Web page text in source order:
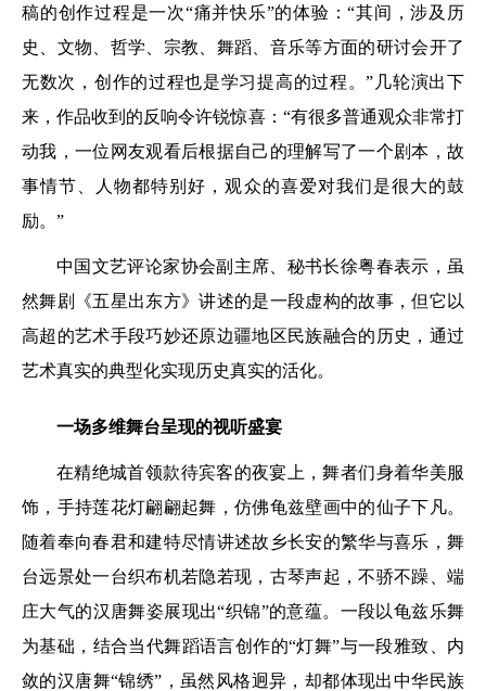
稿的创作过程是一次“痛并快乐”的体验：“其间，涉及历
史、文物、哲学、宗教、舞蹈、音乐等方面的研讨会开了
无数次，创作的过程也是学习提高的过程。”几轮演出下
来，作品收到的反响令许锐惊喜：“有很多普通观众非常打
动我，一位网友观看后根据自己的理解写了一个剧本，故
事情节、人物都特别好，观众的喜爱对我们是很大的鼓
励。”
中国文艺评论家协会副主席、秘书长徐粤春表示，虽
然舞剧《五星出东方》讲述的是一段虚构的故事，但它以
高超的艺术手段巧妙还原边疆地区民族融合的历史，通过
艺术真实的典型化实现历史真实的活化。
一场多维舞台呈现的视听盛宴
在精绝城首领款待宾客的夜宴上，舞者们身着华美服
饰，手持莲花灯翩翩起舞，仿佛龟兹壁画中的仙子下凡。
随着奉向春君和建特尽情讲述故乡长安的繁华与喜乐，舞
台远景处一台织布机若隐若现，古琴声起，不骄不躁、端
庄大气的汉唐舞姿展现出“织锦”的意蕴。一段以龟兹乐舞
为基础，结合当代舞蹈语言创作的“灯舞”与一段雅致、内
敛的汉唐舞“锦绣”，虽然风格迥异，却都体现出中华民族